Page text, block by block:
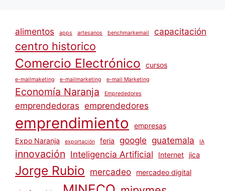
alimentos apps artesanos benchmarkemail capacitación
centro historico
Comercio Electrónico cursos
e-mailmaketing e-mailmarketing e-mail Marketing
Economía Naranja Emprededores
emprendedoras emprendedores
emprendimiento
empresas
Expo Naranja
exportación feria google guatemala IA
innovación Inteligencia Artificial Internet jica
Jorge Rubio mercadeo mercadeo digital